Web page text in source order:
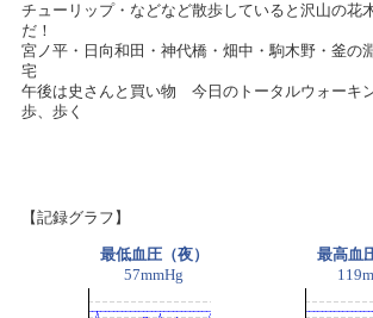
チューリップ・などなど散歩していると沢山の花
だ！
宮ノ平・日向和田・神代橋・畑中・駒木野・釜の
宅
午後は史さんと買い物 今日のトータルウォーキ
歩、歩く
【記録グラフ】
最低血圧（夜）
57mmHg
最高血